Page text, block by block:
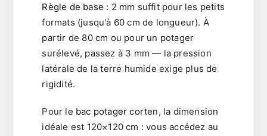
Règle de base : 2 mm suffit pour les petits
formats (jusqu'à 60 cm de longueur). À
partir de 80 cm ou pour un potager
surélevé, passez à 3 mm — la pression
latérale de la terre humide exige plus de
rigidité.
Pour le bac potager corten, la dimension
idéale est 120×120 cm : vous accédez au